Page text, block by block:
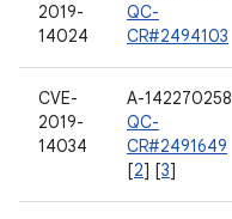
2019-
14024
QC-
CR#2494103
CVE-
2019-
14034
A-142270258
QC-
CR#2491649
[2] [3]